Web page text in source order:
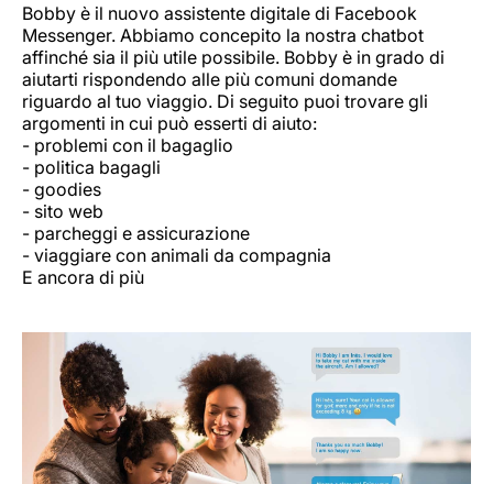
Bobby è il nuovo assistente digitale di Facebook
Messenger. Abbiamo concepito la nostra chatbot
affinché sia il più utile possibile. Bobby è in grado di
aiutarti rispondendo alle più comuni domande
riguardo al tuo viaggio. Di seguito puoi trovare gli
argomenti in cui può esserti di aiuto:
- problemi con il bagaglio
- politica bagagli
- goodies
- sito web
- parcheggi e assicurazione
- viaggiare con animali da compagnia
E ancora di più